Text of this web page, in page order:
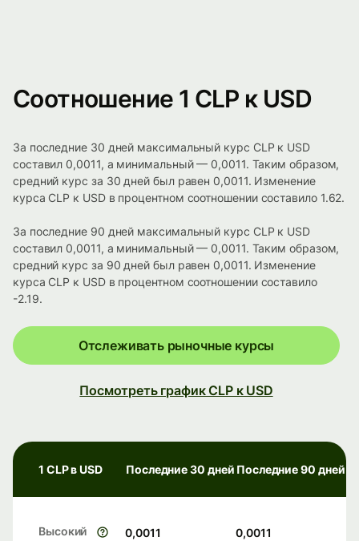
Соотношение 1 CLP к USD
За последние 30 дней максимальный курс CLP к USD
составил 0,0011, а минимальный — 0,0011. Таким образом,
средний курс за 30 дней был равен 0,0011. Изменение
курса CLP к USD в процентном соотношении составило 1.62.
За последние 90 дней максимальный курс CLP к USD
составил 0,0011, а минимальный — 0,0011. Таким образом,
средний курс за 90 дней был равен 0,0011. Изменение
курса CLP к USD в процентном соотношении составило
-2.19.
Отслеживать рыночные курсы
Посмотреть график CLP к USD
1 CLP в USD Последние 30 дней Последние 90 дней
Высокий 0,0011 0,0011